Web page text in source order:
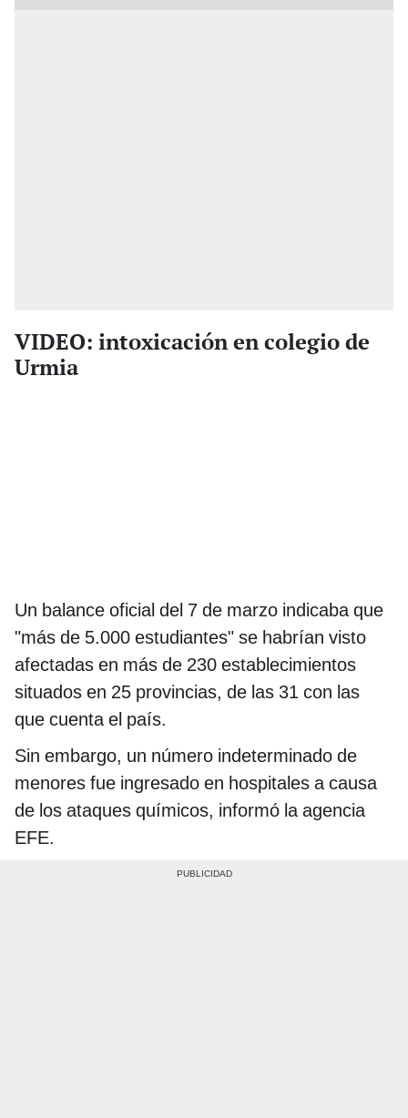
VIDEO: intoxicación en colegio de
Urmia
Un balance oficial del 7 de marzo indicaba que
"más de 5.000 estudiantes" se habrían visto
afectadas en más de 230 establecimientos
situados en 25 provincias, de las 31 con las
que cuenta el país.
Sin embargo, un número indeterminado de
menores fue ingresado en hospitales a causa
de los ataques químicos, informó la agencia
EFE.